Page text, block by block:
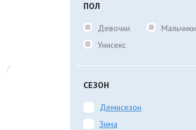
ПОЛ
Девочки
Мальчики
Унисекс
СЕЗОН
Демисезон
Зима